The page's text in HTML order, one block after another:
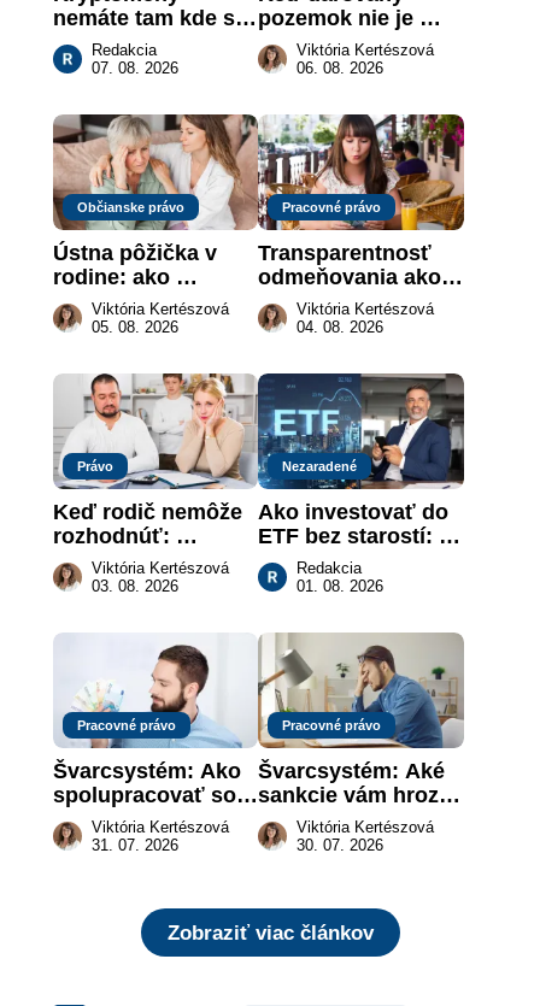
nemáte tam kde si
myslíte: Viete, kde
sa naozaj
Redakcia
07. 08. 2026
pozemok nie je
„hotová vec“: kedy
môže darca žiadať
Viktória Kertészová
06. 08. 2026
Občianske právo
Ústna pôžička v
rodine: ako
vymôcť peniaze,
keď na papieri nie
Viktória Kertészová
05. 08. 2026
Pracovné právo
Transparentnosť
odmeňovania ako
právna povinnosť:
revolúcia na
práce
Viktória Kertészová
04. 08. 2026
Právo
Keď rodič nemôže
rozhodnúť:
nahradenie prejavu
vôle súdom v
Viktória Kertészová
03. 08. 2026
Nezaradené
Ako investovať do
ETF bez starostí:
Investičné plány,
ktoré urobia prácu
Redakcia
01. 08. 2026
Pracovné právo
Švarcsystém: Ako
spolupracovať so
živnostníkom
legálne a bez
Viktória Kertészová
31. 07. 2026
Pracovné právo
Švarcsystém: Aké
sankcie vám hrozia
a prečo nestačí
zaplatiť pokutu?
Viktória Kertészová
30. 07. 2026
Zobraziť viac článkov